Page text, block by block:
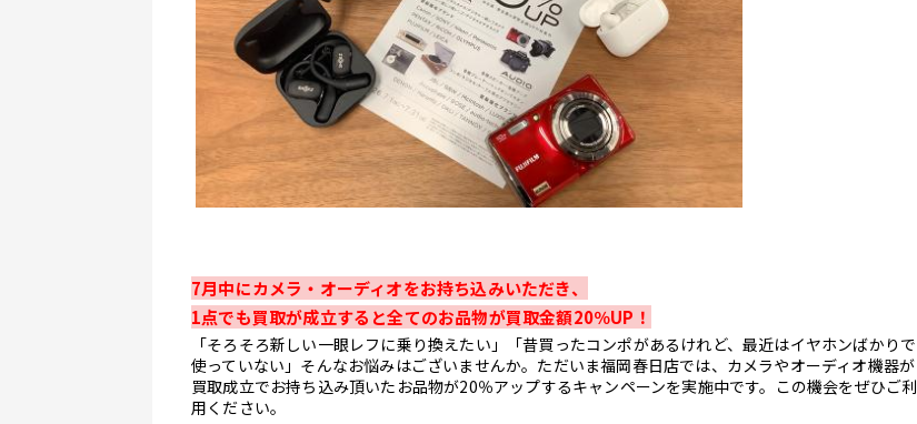
7月中にカメラ・オーディオをお持ち込みいただき、
1点でも買取が成立すると全てのお品物が買取金額20％UP！
「そろそろ新しい一眼レフに乗り換えたい」「昔買ったコンポがあるけれど、最近はイヤホンばかりで
使っていない」そんなお悩みはございませんか。 ただいま福岡春日店では、カメラやオーディオ機器が
買取成立でお持ち込み頂いたお品物が20％アップするキャンペーンを実施中です。 この機会をぜひご利
用ください。